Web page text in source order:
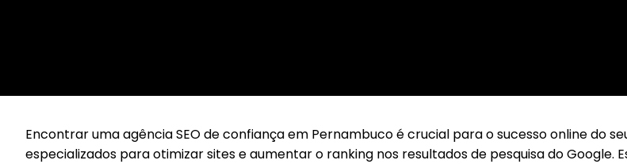
Encontrar uma agência SEO de confiança em Pernambuco é crucial para o sucesso online do
especializados para otimizar sites e aumentar o ranking nos resultados de pesquisa do